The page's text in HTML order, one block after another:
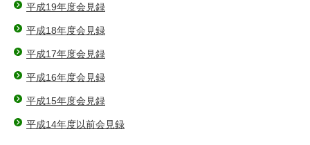
平成19年度会見録
平成18年度会見録
平成17年度会見録
平成16年度会見録
平成15年度会見録
平成14年度以前会見録